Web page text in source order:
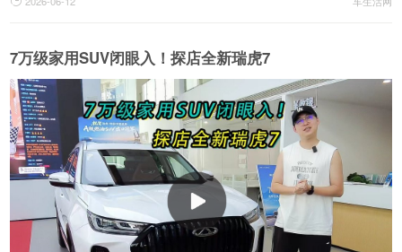
7万级家用SUV闭眼入！探店全新瑞虎7